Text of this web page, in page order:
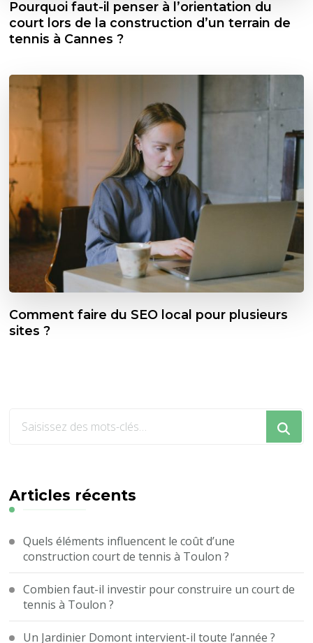
Pourquoi faut-il penser à l’orientation du
court lors de la construction d’un terrain de
tennis à Cannes ?
Comment faire du SEO local pour plusieurs
sites ?
?
Articles récents
Quels éléments influencent le coût d’une
construction court de tennis à Toulon ?
Combien faut-il investir pour construire un court de
tennis à Toulon ?
Un Jardinier Domont intervient-il toute l’année ?